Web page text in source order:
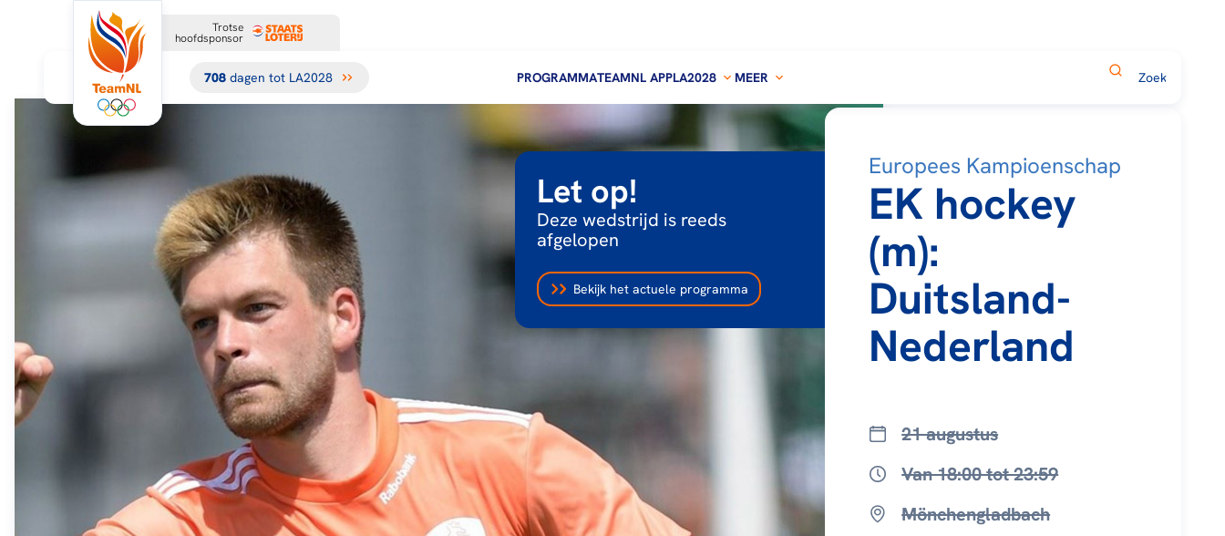
Trotse
hoofdsponsor
708 dagen tot LA2028 PROGRAMMATEAMNL APPLA2028 MEER
Let op!
Deze wedstrijd is reeds
afgelopen
Bekijk het actuele programma
Europees Kampioenschap
EK hockey
(m):
Duitsland-
Nederland
21 augustus
Van 18:00 tot 23:59
Mönchengladbach